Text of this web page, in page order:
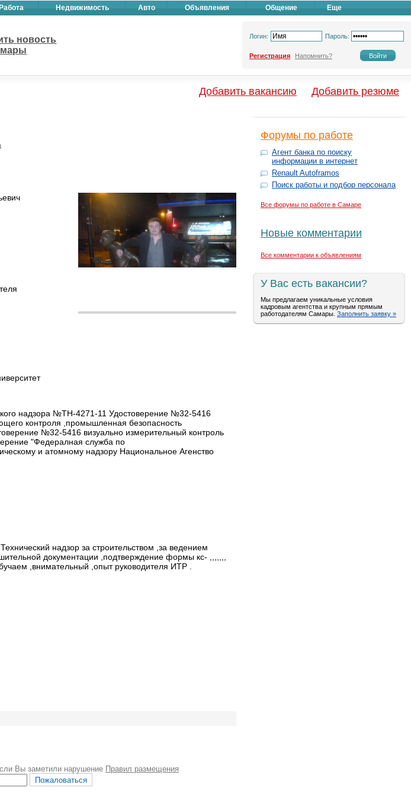
Работа Недвижимость Авто Объявления Общение Еще
новость
Логин: Пароль:
Регистрация Напомнить?
Добавить вакансию Добавить резюме
надзора №ТН-4271-11 Удостоверение №32-5416
контроля ,промышленная безопасность
№32-5416 визуально измерительный контроль
"Федералная служба по
и атомному надзору Национальное Агенство
надзор за строительством ,за ведением
документации ,подтверждение формы кс- ,,,,,,,
,внимательный ,опыт руководителя ИТР .
Вы заметили нарушение Правил размещения
Форумы по работе
Агент банка по поиску
информации в интернет
Renault Autoframos
Поиск работы и подбор персонала
Все форумы по работе в Самаре
Новые комментарии
Все комментарии к объявлениям
У Вас есть вакансии?
Мы предлагаем уникальные условия
кадровым агентства и крупным прямым
работодателям Самары. Заполнить заявку »